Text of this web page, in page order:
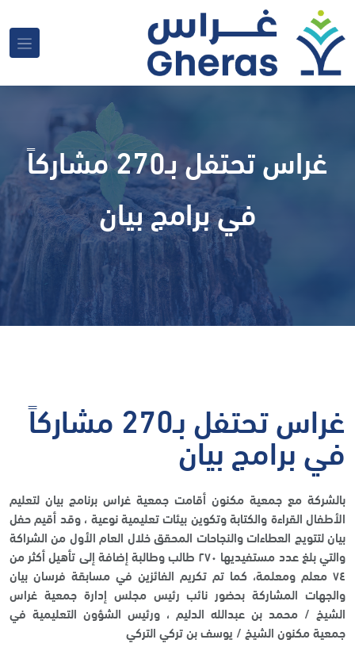
غراس تحتفل بـ270 مشاركاً
في برامج بيان
غراس تحتفل بـ270 مشاركاً
في برامج بيان
بالشركة مع جمعية مكنون أقامت جمعية غراس برنامج بيان لتعليم
الأطفال القراءة والكتابة وتكوين بيئات تعليمية نوعية ، وقد أقيم حفل
بيان لتتويج العطاءات والنجاحات المحقق خلال العام الأول من الشراكة
والتي بلغ عدد مستفيديها ٢٧٠ طالب وطالبة إضافة إلى تأهيل أكثر من
٧٤ معلم ومعلمة، كما تم تكريم الفائزين في مسابقة فرسان بيان
والجهات المشاركة بحضور نائب رئيس مجلس إدارة جمعية غراس
الشيخ / محمد بن عبدالله الدليم ، ورئيس الشؤون التعليمية في
جمعية مكنون الشيخ / يوسف بن تركي التركي